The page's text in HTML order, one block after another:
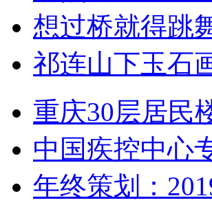
想过桥就得跳
祁连山下玉石
重庆30层居
中国疾控中心
年终策划：